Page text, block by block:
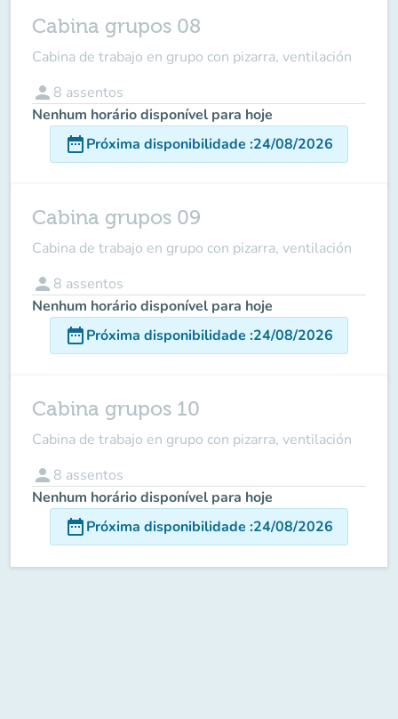
Cabina grupos 08
Cabina de trabajo en grupo con pizarra, ventilación
person 8 assentos
Nenhum horário disponível para hoje
date_rangePróxima disponibilidade :24/08/2026
Cabina grupos 09
Cabina de trabajo en grupo con pizarra, ventilación
person 8 assentos
Nenhum horário disponível para hoje
date_rangePróxima disponibilidade :24/08/2026
Cabina grupos 10
Cabina de trabajo en grupo con pizarra, ventilación
person 8 assentos
Nenhum horário disponível para hoje
date_rangePróxima disponibilidade :24/08/2026